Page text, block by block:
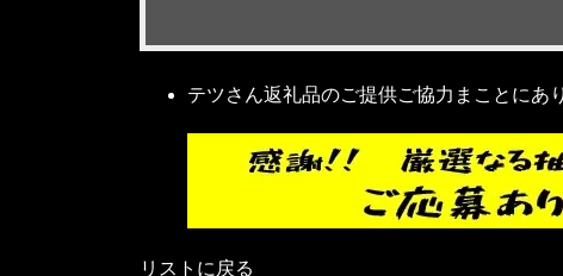
テツさん返礼品のご提供ご協力まことにあ
リストに戻る